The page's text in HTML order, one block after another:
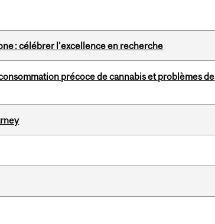
: célébrer l’excellence en recherche
précoce de cannabis et problèmes de